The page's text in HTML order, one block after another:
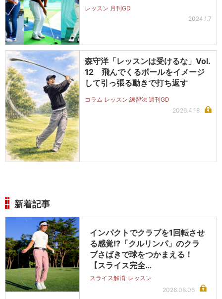
レッスン 月刊GD
2024.1.7
森守洋「レッスンは受けるな」Vol.
12 飛んでくるボールをイメージ
して引っ張る動きで打ち返す
コラム レッスン 練習法 週刊GD
2026.4.18
新着記事
インパクトでクラブを1回転させ
る感覚!?「クルリンパ」のクラ
ブさばきで球をつかまえる！
【スライス完全…
スライス解消 レッスン
2026.08.06